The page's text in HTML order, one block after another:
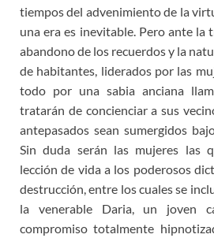
tiempos del advenimiento de la
una era es inevitable. Pero ante la
abandono de los recuerdos y la
de habitantes, liderados por las
todo por una sabia anciana
tratarán de concienciar a sus
antepasados sean sumergidos
Sin duda serán las mujeres las
lección de vida a los poderosos
destrucción, entre los cuales se
la venerable Daria, un joven
compromiso totalmente